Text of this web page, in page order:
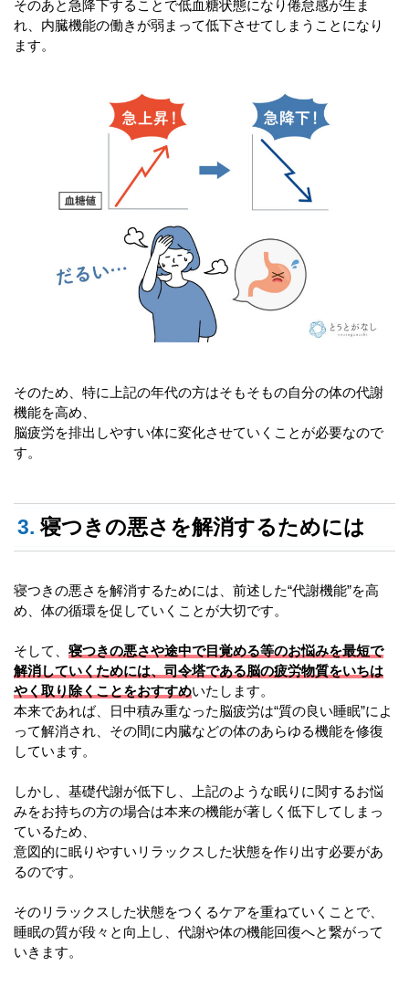
そのあと急降下することで低血糖状態になり倦怠感が生ま
れ、内臓機能の働きが弱まって低下させてしまうことになり
ます。
そのため、特に上記の年代の方はそもそもの自分の体の代謝
機能を高め、
脳疲労を排出しやすい体に変化させていくことが必要なので
す。
3. 寝つきの悪さを解消するためには
寝つきの悪さを解消するためには、前述した“代謝機能”を高
め、体の循環を促していくことが大切です。
そして、 寝つきの悪さや途中で目覚める等のお悩みを最短で
解消していくためには、司令塔である脳の疲労物質をいちは
やく取り除くことをおすすめいたします。
本来であれば、日中積み重なった脳疲労は“質の良い睡眠”によ
って解消され、その間に内臓などの体のあらゆる機能を修復
しています。
しかし、基礎代謝が低下し、上記のような眠りに関するお悩
みをお持ちの方の場合は本来の機能が著しく低下してしまっ
ているため、
意図的に眠りやすいリラックスした状態を作り出す必要があ
るのです。
そのリラックスした状態をつくるケアを重ねていくことで、
睡眠の質が段々と向上し、代謝や体の機能回復へと繋がって
いきます。